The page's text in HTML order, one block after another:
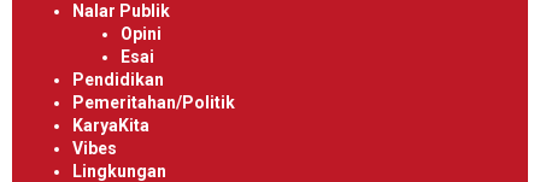
Nalar Publik
Opini
Esai
Pendidikan
Pemeritahan/Politik
KaryaKita
Vibes
Lingkungan